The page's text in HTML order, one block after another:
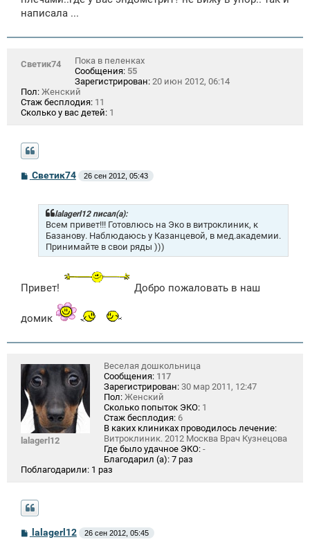
написала ...
Светик74
Пока в пеленках
Сообщения: 55
Зарегистрирован: 20 июн 2012, 06:14
Пол: Женский
Стаж бесплодия: 11
Сколько у вас детей: 1
ССветик74 26 сен 2012, 05:43
lalagerl12 писал(а):
Всем привет!!! Готовлюсь на Эко в витроклиник, к
Базанову. Наблюдаюсь у Казанцевой, в мед.академии.
Принимайте в свои ряды )))
Привет! Добро пожаловать в наш
домик
lalagerl12
Веселая дошкольница
Сообщения: 117
Зарегистрирован: 30 мар 2011, 12:47
Пол: Женский
Сколько попыток ЭКО: 1
Стаж бесплодия: 6
В каких клиниках проводилось лечение:
Витроклиник. 2012 Москва Врач Кузнецова
Где было удачное ЭКО: -
Благодарил (а): 7 раз
Поблагодарили: 1 раз
С
о
lalagerl12 26 сен 2012, 05:45